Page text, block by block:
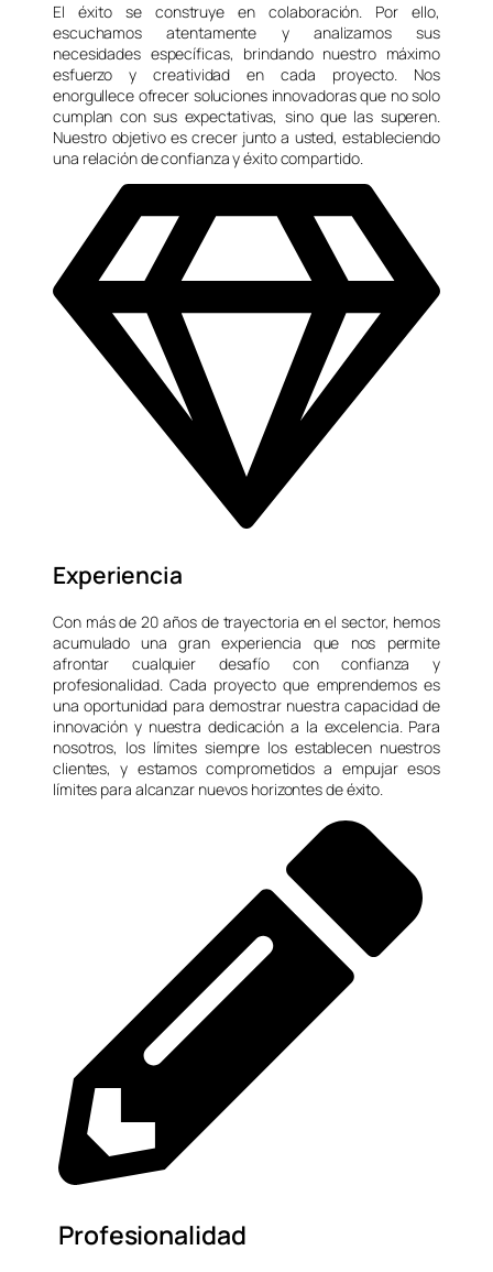
El éxito se construye en colaboración. Por ello,
escuchamos atentamente y analizamos sus
necesidades específicas, brindando nuestro máximo
esfuerzo y creatividad en cada proyecto. Nos
enorgullece ofrecer soluciones innovadoras que no solo
cumplan con sus expectativas, sino que las superen.
Nuestro objetivo es crecer junto a usted, estableciendo
una relación de confianza y éxito compartido.
Experiencia
Con más de 20 años de trayectoria en el sector, hemos
acumulado una gran experiencia que nos permite
afrontar cualquier desafío con confianza y
profesionalidad. Cada proyecto que emprendemos es
una oportunidad para demostrar nuestra capacidad de
innovación y nuestra dedicación a la excelencia. Para
nosotros, los límites siempre los establecen nuestros
clientes, y estamos comprometidos a empujar esos
límites para alcanzar nuevos horizontes de éxito.
Profesionalidad